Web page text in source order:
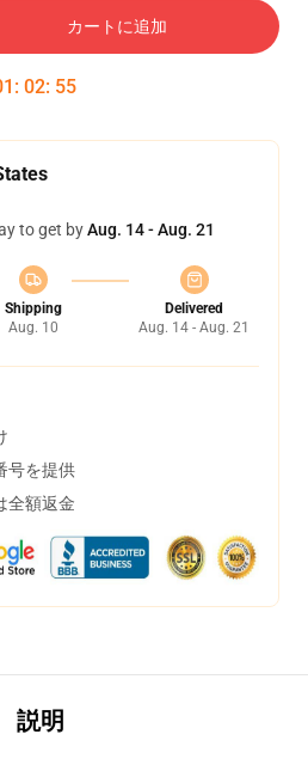
カートに追加
: 02: 54
to get byAug. 14 - Aug. 21
Shipping
Aug. 10
Delivered
Aug. 14 - Aug. 21
号を提供
全額返金
説明